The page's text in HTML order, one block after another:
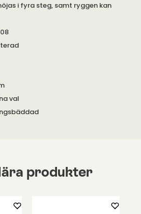
i fyra steg, samt ryggen kan
val
produkter